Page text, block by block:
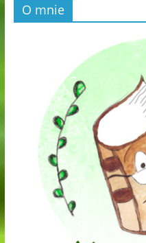
O mnie